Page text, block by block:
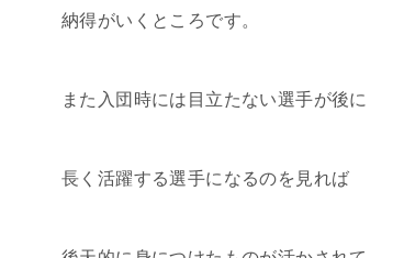
納得がいくところです。
また入団時には目立たない選手が後に
長く活躍する選手になるのを見れば